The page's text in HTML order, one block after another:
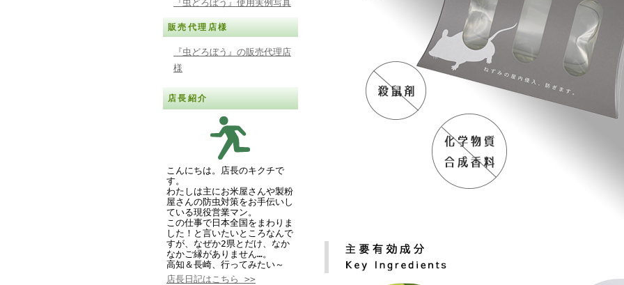
『虫どろぼう』使用実例写真
販売代理店様
『虫どろぼう』の販売代理店
様
店長紹介
こんにちは。店長のキクチで
す。
わたしは主にお米屋さんや製粉
屋さんの防虫対策をお手伝いし
ている現役営業マン。
この仕事で日本全国をまわりま
した！と言いたいところなんで
すが、なぜか2県とだけ、なか
なかご縁がありません…。
高知＆長崎、行ってみたい～
店長日記はこちら >>